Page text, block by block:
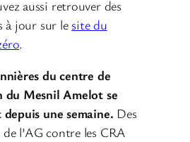
aussi retrouver des
à jour sur le site du
.
du centre de
du Mesnil Amelot se
une semaine. Des
l’AG contre les CRA